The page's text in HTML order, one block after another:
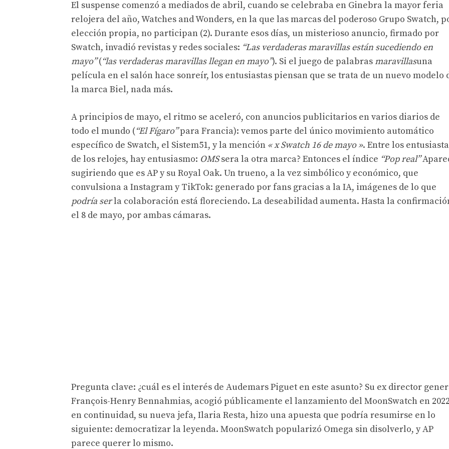
El suspense comenzó a mediados de abril, cuando se celebraba en Ginebra la mayor feria
relojera del año, Watches and Wonders, en la que las marcas del poderoso Grupo Swatch,
elección propia, no participan (2). Durante esos días, un misterioso anuncio, firmado por
Swatch, invadió revistas y redes sociales: “Las verdaderas maravillas están sucediendo en
mayo”(“las verdaderas maravillas llegan en mayo”). Si el juego de palabrasmaravillasuna
película en el salón hace sonreír, los entusiastas piensan que se trata de un nuevo modelo
la marca Biel, nada más.
A principios de mayo, el ritmo se aceleró, con anuncios publicitarios en varios diarios de
todo el mundo (“El Fígaro”para Francia): vemos parte del único movimiento automático
específico de Swatch, el Sistem51, y la mención « x Swatch 16 de mayo ». Entre los
de los relojes, hay entusiasmo: OMSsera la otra marca? Entonces el índice “Pop real”
sugiriendo que es AP y su Royal Oak. Un trueno, a la vez simbólico y económico, que
convulsiona a Instagram y TikTok: generado por fans gracias a la IA, imágenes de lo que
podría serla colaboración está floreciendo. La deseabilidad aumenta. Hasta la
el 8 de mayo, por ambas cámaras.
Pregunta clave: ¿cuál es el interés de Audemars Piguet en este asunto? Su ex director
François-Henry Bennahmias, acogió públicamente el lanzamiento del MoonSwatch en
en continuidad, su nueva jefa, Ilaria Resta, hizo una apuesta que podría resumirse en lo
siguiente: democratizar la leyenda. MoonSwatch popularizó Omega sin disolverlo, y AP
parece querer lo mismo.